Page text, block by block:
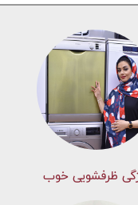
ظرفشویی خوب